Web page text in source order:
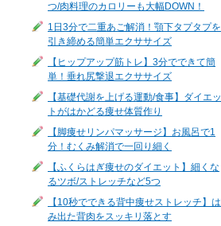
つ/肉料理のカロリーも大幅DOWN！
1日3分で二重あご解消！顎下タプタプを
引き締める簡単エクササイズ
【ヒップアップ筋トレ】3分でできて簡
単！垂れ尻撃退エクササイズ
【基礎代謝を上げる運動/食事】ダイエッ
トがはかどる痩せ体質作り
【脚痩せリンパマッサージ】お風呂で1
分！むくみ解消で一回り細く
【ふくらはぎ痩せのダイエット】細くな
るツボ/ストレッチなど5つ
【10秒でできる背中痩せストレッチ】は
み出た背肉をスッキリ落とす